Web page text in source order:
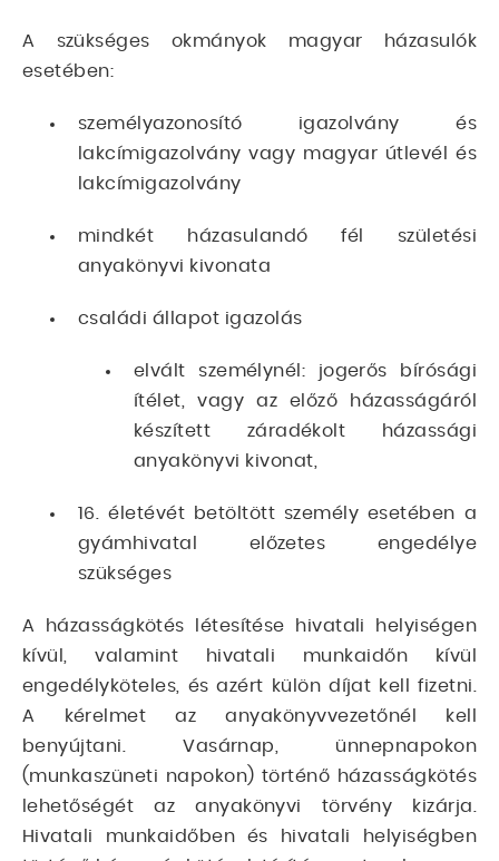
A szükséges okmányok magyar házasulók
esetében:
személyazonosító igazolvány és
lakcímigazolvány vagy magyar útlevél és
lakcímigazolvány
mindkét házasulandó fél születési
anyakönyvi kivonata
családi állapot igazolás
elvált személynél: jogerős bírósági
ítélet, vagy az előző házasságáról
készített záradékolt házassági
anyakönyvi kivonat,
16. életévét betöltött személy esetében a
gyámhivatal előzetes engedélye
szükséges
A házasságkötés létesítése hivatali helyiségen
kívül, valamint hivatali munkaidőn kívül
engedélyköteles, és azért külön díjat kell fizetni.
A kérelmet az anyakönyvvezetőnél kell
benyújtani. Vasárnap, ünnepnapokon
(munkaszüneti napokon) történő házasságkötés
lehetőségét az anyakönyvi törvény kizárja.
Hivatali munkaidőben és hivatali helyiségben